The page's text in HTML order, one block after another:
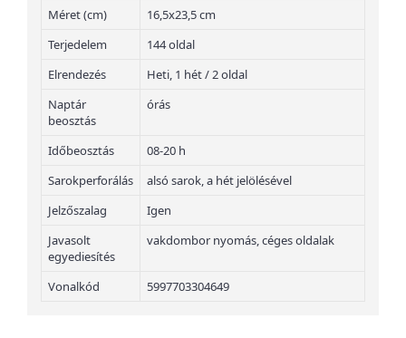
Méret (cm)
16,5x23,5 cm
Terjedelem
144 oldal
Elrendezés
Heti, 1 hét / 2 oldal
Naptár
beosztás
órás
Időbeosztás
08-20 h
Sarokperforálás
alsó sarok, a hét jelölésével
Jelzőszalag
Igen
Javasolt
egyediesítés
vakdombor nyomás, céges oldalak
Vonalkód 5997703304649